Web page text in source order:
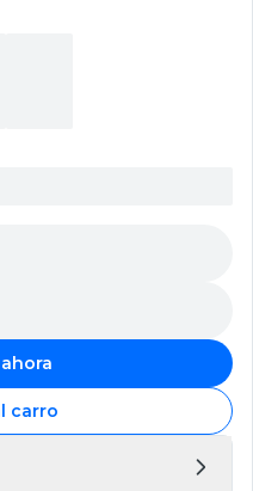
carro